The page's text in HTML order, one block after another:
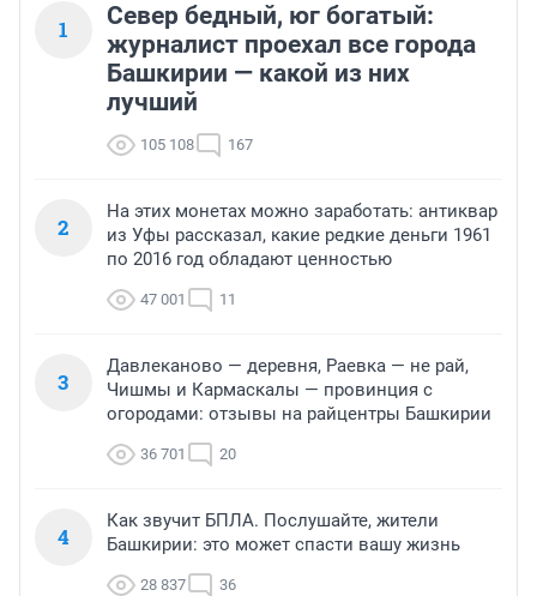
1
Север бедный, юг богатый:
журналист проехал все города
Башкирии — какой из них
лучший
105 108 167
2
На этих монетах можно заработать: антиквар
из Уфы рассказал, какие редкие деньги 1961
по 2016 год обладают ценностью
47 001 11
3
Давлеканово — деревня, Раевка — не рай,
Чишмы и Кармаскалы — провинция с
огородами: отзывы на райцентры Башкирии
36 701 20
4
Как звучит БПЛА. Послушайте, жители
Башкирии: это может спасти вашу жизнь
28 837 36